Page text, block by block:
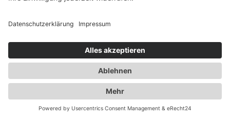
Impressum
Duwensee auf Facebook